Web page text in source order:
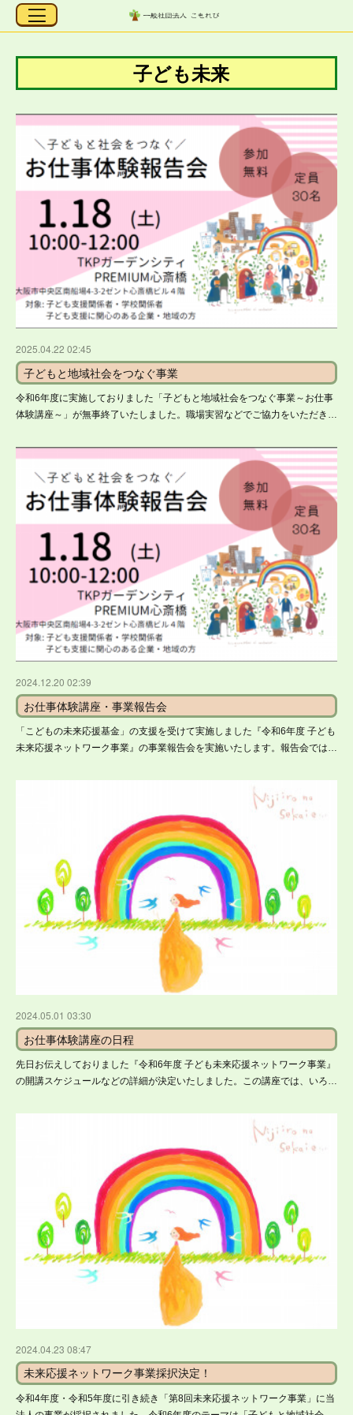
子ども未来
2025.04.22 02:45
子どもと地域社会をつなぐ事業
令和6年度に実施しておりました「子どもと地域社会をつなぐ事業～お仕事
体験講座～」が無事終了いたしました。職場実習などでご協力をいただき…
2024.12.20 02:39
お仕事体験講座・事業報告会
「こどもの未来応援基金」の支援を受けて実施しました『令和6年度 子ども
未来応援ネットワーク事業』の事業報告会を実施いたします。報告会では…
2024.05.01 03:30
お仕事体験講座の日程
先日お伝えしておりました『令和6年度 子ども未来応援ネットワーク事業』
の開講スケジュールなどの詳細が決定いたしました。この講座では、いろ…
2024.04.23 08:47
未来応援ネットワーク事業採択決定！
令和4年度・令和5年度に引き続き「第8回未来応援ネットワーク事業」に当